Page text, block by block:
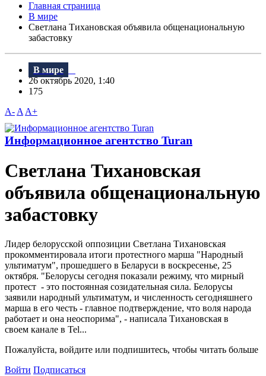
Главная страница
В мире
Светлана Тихановская объявила общенациональную
забастовку
В мире
26 октябрь 2020, 1:40
175
A- A A+
Информационное агентство Turan
Светлана Тихановская
объявила общенациональную
забастовку
Лидер белорусской оппозиции Светлана Тихановская
прокомментировала итоги протестного марша "Народный
ультиматум", прошедшего в Беларуси в воскресенье, 25
октября. "Белорусы сегодня показали режиму, что мирный
протест - это постоянная созидательная сила. Белорусы
заявили народный ультиматум, и численность сегодняшнего
марша в его честь - главное подтверждение, что воля народа
работает и она неоспорима", - написала Тихановская в
своем канале в Tel...
Пожалуйста, войдите или подпишитесь, чтобы читать больше
Войти Подписаться